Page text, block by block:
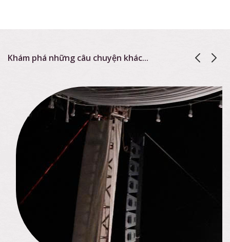
Khám phá những câu chuyện khác...